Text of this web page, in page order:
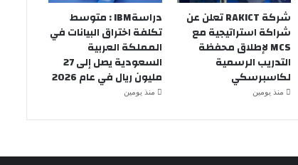
شركة RAKICT تعلن عن
شراكة استراتيجية مع
MCS لإطلاق محفظة
التدريب الرسمية
لكاسبرسكي
منذ يومين
دراسةIBM : متوسط
تكلفة اختراق البيانات في
المملكة العربية
السعودية يصل إلى 27
مليون ريال في عام 2026
منذ يومين